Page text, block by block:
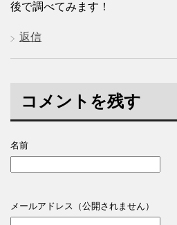
後で調べてみます！
返信
コメントを残す
名前
メールアドレス（公開されません）